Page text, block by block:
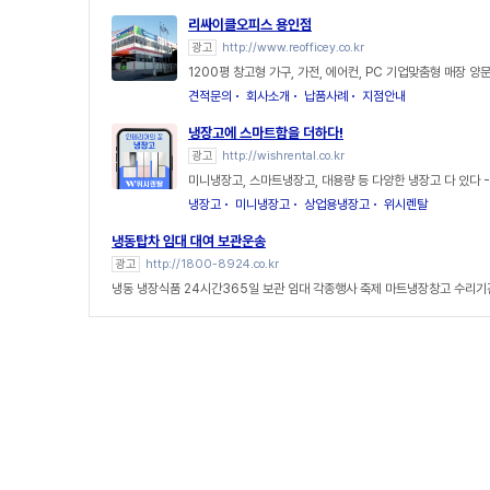
리싸이클오피스 용인점
광고 http://www.reofficey.co.kr
1200평 창고형 가구, 가전, 에어컨, PC 기업맞춤형 매장 양
견적문의
회사소개 납품사례 지점안내
냉장고에 스마트함을 더하다!
광고 http://wishrental.co.kr
미니냉장고, 스마트냉장고, 대용량 등 다양한 냉장고 다 있
냉장고
미니냉장고 상업용냉장고 위시렌탈
냉동탑차 임대 대여 보관운송
광고 http://1800-8924.co.kr
냉동 냉장식품 24시간365일 보관 임대 각종행사 축제 마트냉장창고 수리기